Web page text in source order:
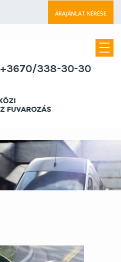
ÁRAJÁNLAT KÉRÉSE
+3670/338-30-30